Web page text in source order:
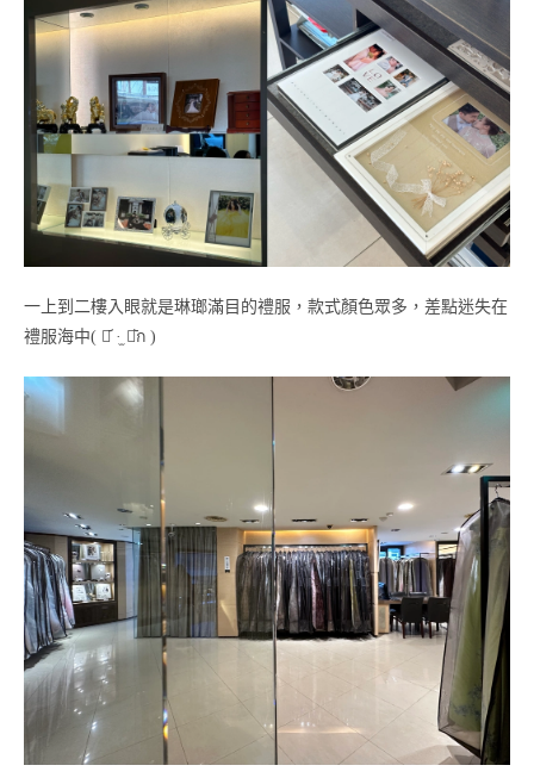
一上到二樓入眼就是琳瑯滿目的禮服，款式顏色眾多，差點迷失在
禮服海中( ⌯᷄ ·̫ ⌯᷅ก )